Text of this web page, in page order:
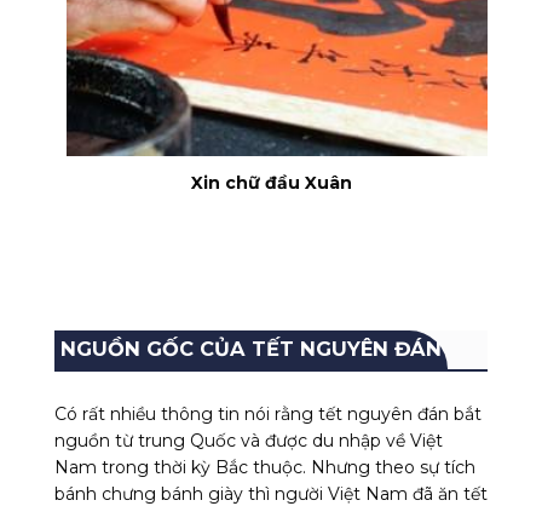
Xin chữ đầu Xuân
NGUỒN GỐC CỦA TẾT NGUYÊN ĐÁN
Có rất nhiều thông tin nói rằng tết nguyên đán bắt
nguồn từ trung Quốc và được du nhập về Việt
Nam trong thời kỳ Bắc thuộc. Nhưng theo sự tích
bánh chưng bánh giày thì người Việt Nam đã ăn tết